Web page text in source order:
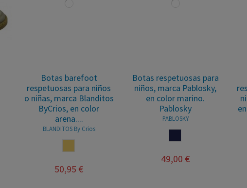
Botas barefoot
respetuosas para niños
o niñas, marca Blanditos
ByCrios, en color
arena....
BLANDITOS By Crios
50,95 €
Botas respetuosas para
niños, marca Pablosky,
en color marino.
Pablosky
PABLOSKY
49,00 €